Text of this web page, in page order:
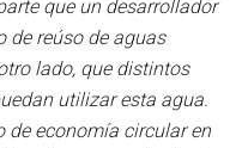
que un desarrollador
de reúso de aguas
lado, que distintos
utilizar esta agua.
de economía circular en